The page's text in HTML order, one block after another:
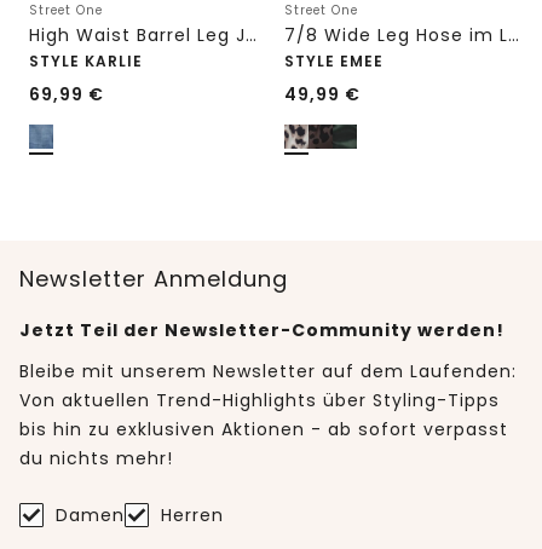
Street One
High Waist Barrel Leg Jeans im Loose Fit
STYLE KARLIE
69,99 €
Street One
7/8 Wide Leg Hose im Loose Fit mit Print
STYLE EMEE
49,99 €
Newsletter Anmeldung
Jetzt Teil der Newsletter-Community werden!
Bleibe mit unserem Newsletter auf dem Laufenden:
Von aktuellen Trend-Highlights über Styling-Tipps
bis hin zu exklusiven Aktionen - ab sofort verpasst
du nichts mehr!
Damen Herren